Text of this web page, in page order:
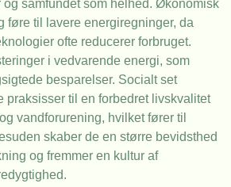
og samfundet som helhed. Økonomisk
føre til lavere energiregninger, da
ofte reducerer forbruget.
i vedvarende energi, som
besparelser. Socialt set
praksisser til en forbedret livskvalitet
vandforurening, hvilket fører til
skaber de en større bevidsthed
og fremmer en kultur af